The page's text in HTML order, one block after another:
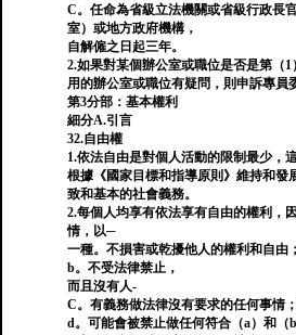
C。任命為省級立法機關或省級行政長
室）或地方政府機構，
自解僱之日起三年。
2.如果對某個辦公室或職位是否是第（
用的辦公室或職位有疑問，則申訴專員
第3分部：基本權利
細分A.引言
32.自由權
1.依法自由是對個人活動的限制最少，
根據《國家目標和指導原則》維持和發
致和基本的社會義務。
2.每個人均享有依法享有自由的權利，
情，以─
一種。不損害或乾擾他人的權利和自由
b。不受法律禁止，
而且沒有人-
C。有義務做法律沒有要求的任何事情
d。可能會被禁止做任何符合（a）和（b